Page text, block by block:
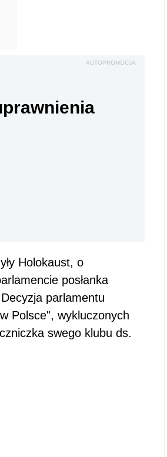
AUTOPROMOCJA
Holokaust, o
posłanka
parlamentu
Polsce", wykluczonych
swego klubu ds.